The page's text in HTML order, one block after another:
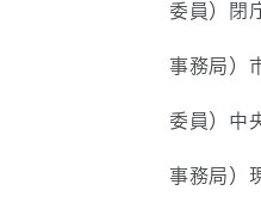
委員）閉
事務局）
委員）中
事務局）